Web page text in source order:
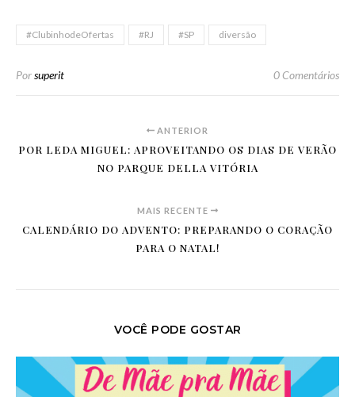
#ClubinhodeOfertas #RJ #SP diversão
Porsuperit 0 Comentários
ANTERIOR
POR LEDA MIGUEL: APROVEITANDO OS DIAS DE VERÃO
NO PARQUE DELLA VITÓRIA
MAIS RECENTE
CALENDÁRIO DO ADVENTO: PREPARANDO O CORAÇÃO
PARA O NATAL!
VOCÊ PODE GOSTAR